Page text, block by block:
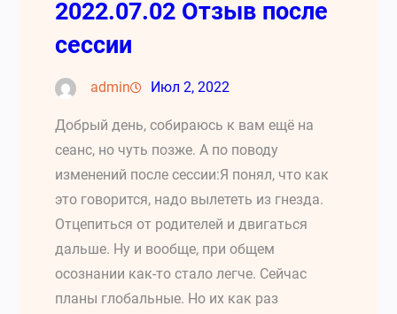
2022.07.02 Отзыв после
сессии
admin Июл 2, 2022
Добрый день, собираюсь к вам ещё на
сеанс, но чуть позже. А по поводу
изменений после сессии:Я понял, что как
это говорится, надо вылететь из гнезда.
Отцепиться от родителей и двигаться
дальше. Ну и вообще, при общем
осознании как-то стало легче. Сейчас
планы глобальные. Но их как раз